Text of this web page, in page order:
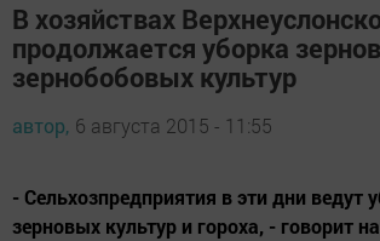
В хозяйствах
продолжается уборка
зернобобовых культур
автор, 6 августа 2015 - 11:55
- Сельхозпредприятия в эти дни ведут
зерновых культур и гороха, - говорит